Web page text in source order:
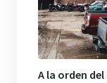
A la orden